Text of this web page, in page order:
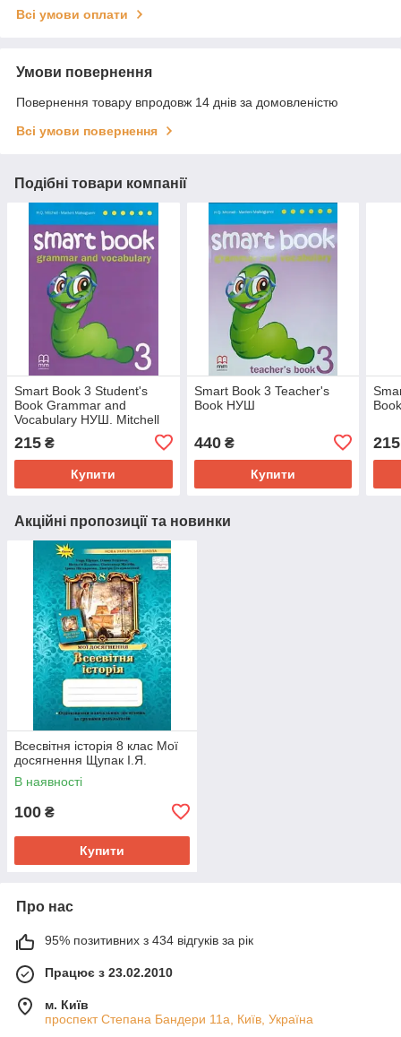
Всі умови оплати
Умови повернення
Повернення товару впродовж 14 днів за домовленістю
Всі умови повернення
Подібні товари компанії
Smart Book 3 Student's
Book Grammar and
Vocabulary НУШ. Mitchell
215 ₴
Купити
Smart Book 3 Teacher's
Book НУШ
440₴
Купити
215
Акційні пропозиції та новинки
Всесвітня історія 8 клас Мої
досягнення Щупак І.Я.
В наявності
100 ₴
Купити
Про нас
95% позитивних з 434 відгуків за рік
Працює з 23.02.2010
м. Київ
проспект Степана Бандери 11а, Київ, Україна